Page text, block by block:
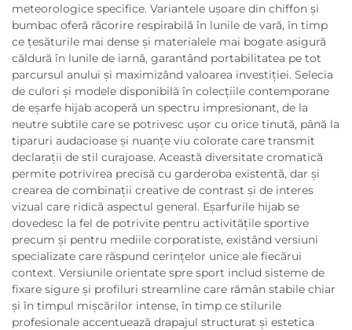
meteorologice specifice. Variantele ușoare din chiffon și
bumbac oferă răcorire respirabilă în lunile de vară, în timp
ce țesăturile mai dense și materialele mai bogate asigură
căldură în lunile de iarnă, garantând portabilitatea pe tot
parcursul anului și maximizând valoarea investiției. Selecia
de culori și modele disponibilă în colecțiile contemporane
de eșarfe hijab acoperă un spectru impresionant, de la
neutre subtile care se potrivesc ușor cu orice tinută, până la
tiparuri audacioase și nuanțe viu colorate care transmit
declarații de stil curajoase. Această diversitate cromatică
permite potrivirea precisă cu garderoba existentă, dar și
crearea de combinații creative de contrast și de interes
vizual care ridică aspectul general. Eșarfurile hijab se
dovedesc la fel de potrivite pentru activitățile sportive
precum și pentru mediile corporatiste, existând versiuni
specializate care răspund cerințelor unice ale fiecărui
context. Versiunile orientate spre sport includ sisteme de
fixare sigure și profiluri streamline care rămân stabile chiar
și în timpul mișcărilor intense, în timp ce stilurile
profesionale accentuează drapajul structurat și estetica